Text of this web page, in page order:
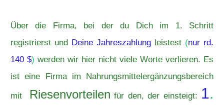
Über die Firma, bei der du Dich im 1. Schritt
registrierst und Deine Jahreszahlung leistest (nur rd.
140 $) werden wir hier nicht viele Worte verlieren. Es
ist eine Firma im Nahrungsmittelergänzungsbereich
mit Riesenvorteilen für den, der einsteigt: 1.